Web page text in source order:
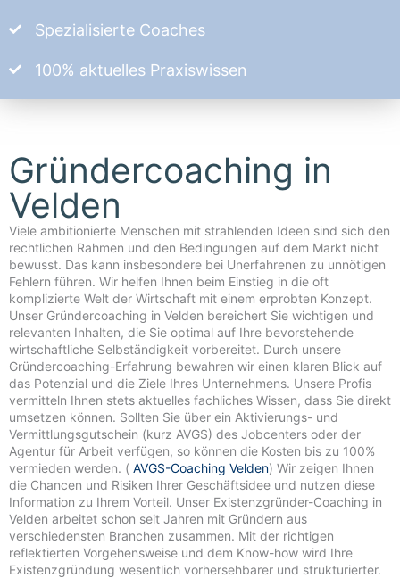
Spezialisierte Coaches
100% aktuelles Praxiswissen
Gründercoaching in
Velden
Viele ambitionierte Menschen mit strahlenden Ideen sind sich den
rechtlichen Rahmen und den Bedingungen auf dem Markt nicht
bewusst. Das kann insbesondere bei Unerfahrenen zu unnötigen
Fehlern führen. Wir helfen Ihnen beim Einstieg in die oft
komplizierte Welt der Wirtschaft mit einem erprobten Konzept.
Unser Gründercoaching in Velden bereichert Sie wichtigen und
relevanten Inhalten, die Sie optimal auf Ihre bevorstehende
wirtschaftliche Selbständigkeit vorbereitet. Durch unsere
Gründercoaching-Erfahrung bewahren wir einen klaren Blick auf
das Potenzial und die Ziele Ihres Unternehmens. Unsere Profis
vermitteln Ihnen stets aktuelles fachliches Wissen, dass Sie direkt
umsetzen können. Sollten Sie über ein Aktivierungs- und
Vermittlungsgutschein (kurz AVGS) des Jobcenters oder der
Agentur für Arbeit verfügen, so können die Kosten bis zu 100%
vermieden werden. ( AVGS-Coaching Velden) Wir zeigen Ihnen
die Chancen und Risiken Ihrer Geschäftsidee und nutzen diese
Information zu Ihrem Vorteil. Unser Existenzgründer-Coaching in
Velden arbeitet schon seit Jahren mit Gründern aus
verschiedensten Branchen zusammen. Mit der richtigen
reflektierten Vorgehensweise und dem Know-how wird Ihre
Existenzgründung wesentlich vorhersehbarer und strukturierter.